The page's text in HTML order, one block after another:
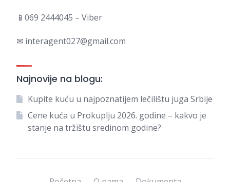
📱069 2444045 – Viber
✉ interagent027@gmail.com
Najnovije na blogu:
Kupite kuću u najpoznatijem lečilištu juga Srbije
Cene kuća u Prokuplju 2026. godine – kakvo je
stanje na tržištu sredinom godine?